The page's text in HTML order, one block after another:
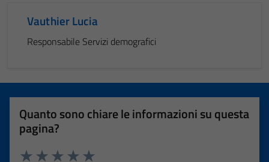
Vauthier Lucia
Responsabile Servizi demografici
Quanto sono chiare le informazioni su questa
pagina?